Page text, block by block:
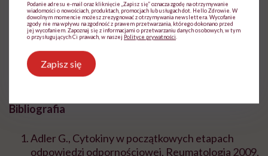
niewydolność oddechową, obstrukcję naczyń
krwionośnych, uszkodzenia nerek i wątroby, aż
Bibliografia
Adler G., Cytokiny w początkowych etapach
odpowiedzi odpornościowej, Reumatologia 2009,
Podanie adresu e-mail oraz kliknięcie „Zapisz się” oznacza zgodę na otrzymywanie
wiadomości o nowościach, produktach, promocjach lub usługach dot. Hello Zdrowie. W
dowolnym momencie możesz zrezygnować z otrzymywania newslettera. Wycofanie
zgody nie ma wpływu na zgodność z prawem przetwarzania, którego dokonano przed
jej wycofaniem. Zapoznaj się z informacjami o przetwarzaniu danych osobowych, w tym
o przysługujących Ci prawach, w naszej Polityce prywatności
Zapisz się